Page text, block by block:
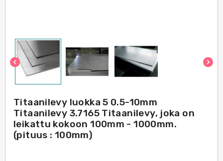
chevron_left chevron_right
Titaanilevy luokka 5 0.5-10mm
Titaanilevy 3.7165 Titaanilevy, joka on
leikattu kokoon 100mm - 1000mm.
(pituus : 100mm)